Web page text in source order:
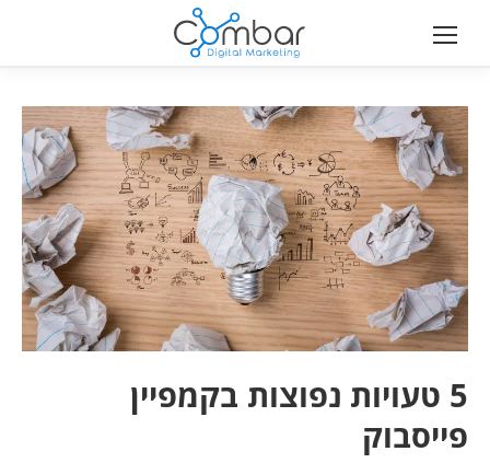
5 טעויות נפוצות בקמפיין
פייסבוק